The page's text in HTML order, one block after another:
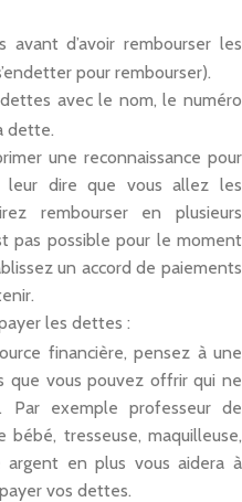
d’avoir rembourser les
pour rembourser).
avec le nom, le numéro
dette.
une reconnaissance pour
leur dire que vous allez les
rembourser en plusieurs
pas possible pour le moment
un accord de paiements
les dettes :
financière, pensez à une
que vous pouvez offrir qui ne
Par exemple professeur de
bébé, tresseuse, maquilleuse,
argent en plus vous aidera à
vos dettes.